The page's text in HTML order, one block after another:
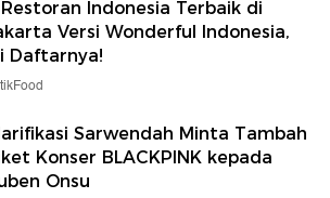
Indonesia Terbaik di
Versi Wonderful Indonesia,
Daftarnya!
Sarwendah Minta Tambah
Konser BLACKPINK kepada
Onsu